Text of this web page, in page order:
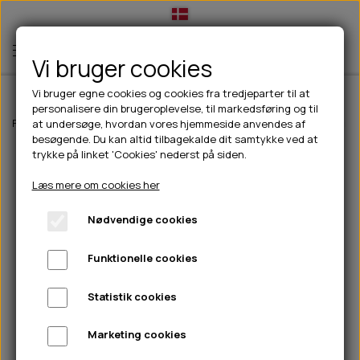
TIL HUND
💧FODER- VANDSKÅLE
CHICOPEE
GODBIDSTASKE
HALSBÅND
🦴 GODBIDDER & SNACKS
🍖 SMAGSVARIANTER
🎾 LEGETØJ
TÆNDER, ØRE, ØJE, POTER & NÆSE
🐾 UDSTYR & KOMFORT
TIL HUNDEEJER
DRIKKEFLASKER/TERMOFLASKER
HUER OG VANTER
PINEWOOD SALES
TIL KAT
TILBUD
NYHEDER
ABONNEMENT
Forside Til hunde Halsbånd, liner & seler Liner Flexi New Classic
Vi bruger cookies
Vi bruger egne cookies og cookies fra tredjeparter til at
personalisere din brugeroplevelse, til markedsføring og til
at undersøge, hvordan vores hjemmeside anvendes af
besøgende. Du kan altid tilbagekalde dit samtykke ved at
trykke på linket 'Cookies' nederst på siden.
Læs mere om cookies her
Nødvendige cookies
Funktionelle cookies
Statistik cookies
Marketing cookies